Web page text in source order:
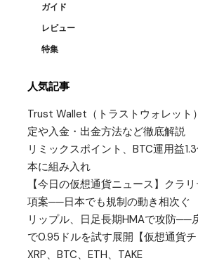
ガイド
レビュー
特集
人気記事
Trust Wallet（トラストウォレット
定や入金・出金方法など徹底解説
リミックスポイント、BTC運用益
本に組み入れ
【今日の仮想通貨ニュース】クラ
項案──日本でも規制の動き相次ぐ
リップル、日足長期HMAで攻防──
で0.95ドルを試す展開【仮想通貨チ
XRP、BTC、ETH、TAKE